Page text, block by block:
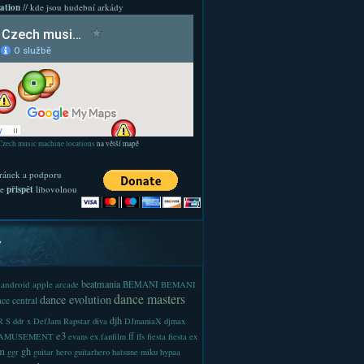
// kde jsou hudební arkády
music machine locations na větší mapě
a podporu
přispětlibovolnou
android apple arcade beatmania BEMANI BEMANI
central dance evolutiondance masters
S ddr x DefJam Rapstar diva djh DJmaniaX djmax
e3 evans ex fanfilm ff ffs fiesta fiesta ex
ggr gh guitar hero guitarhero hatsune miku hypaa